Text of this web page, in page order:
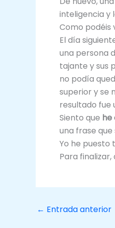
inteligencia y
Como podéis
El día
una persona
tajante y sus
no podía
superior y se
resultado fue
Siento que he
una frase
Yo he puesto
Para
← Entrada anterior